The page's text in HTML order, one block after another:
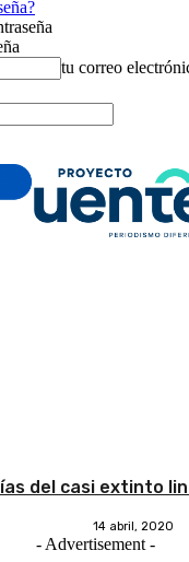
tu correo
del casi extinto
14 abril, 2020
- Advertisement -